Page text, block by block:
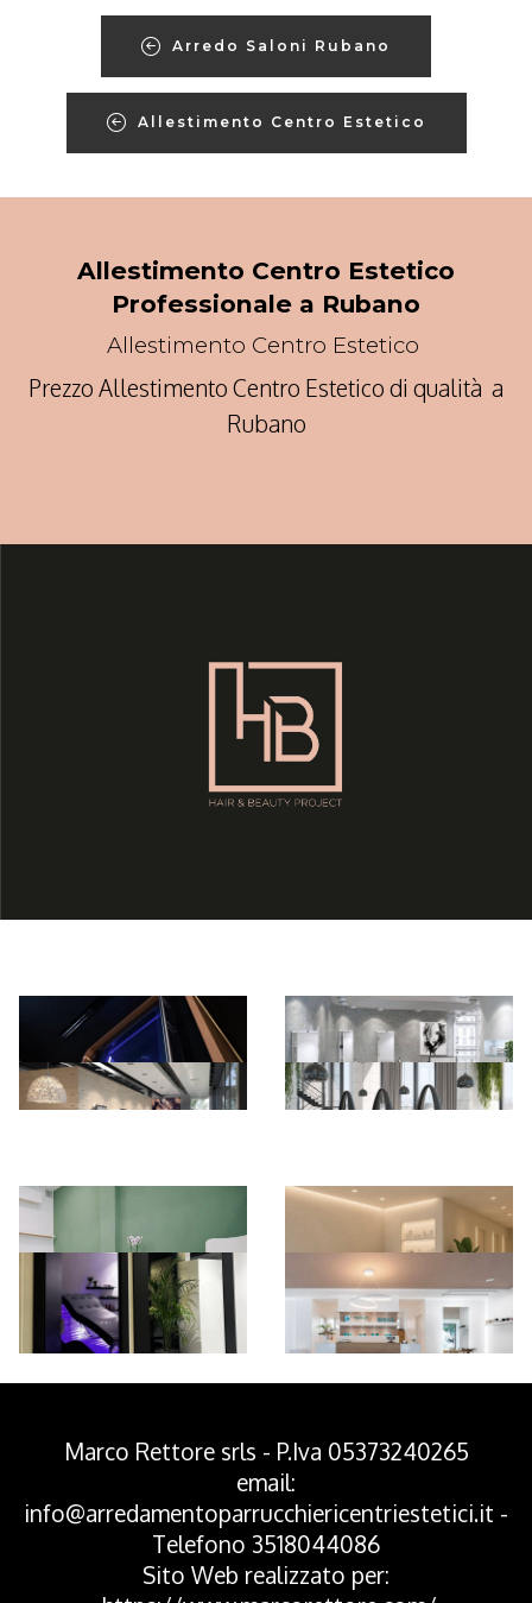
Arredo Saloni Rubano
Allestimento Centro Estetico
Allestimento Centro Estetico
Professionale a Rubano
Allestimento Centro Estetico
Prezzo Allestimento Centro Estetico di qualità a
Rubano
Marco Rettore srls - P.Iva 05373240265
email:
info@arredamentoparrucchiericentriestetici.it -
Telefono 3518044086
Sito Web realizzato per: